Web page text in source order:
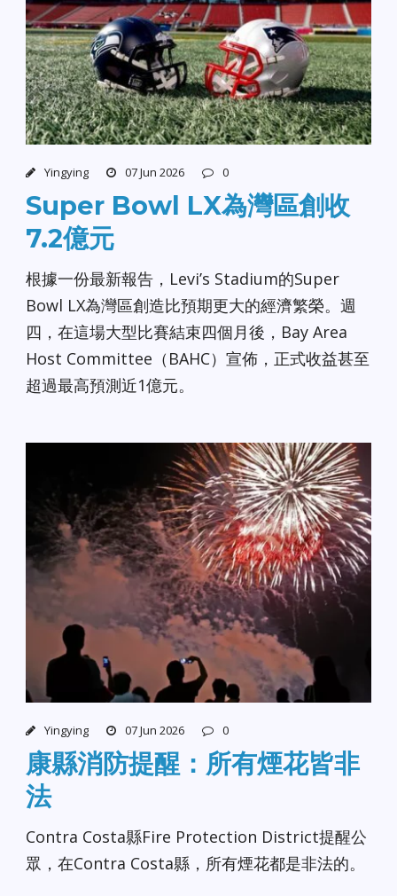
Yingying 07 Jun 2026 0
Super Bowl LX為灣區創收
7.2億元
根據一份最新報告，Levi’s Stadium的Super
Bowl LX為灣區創造比預期更大的經濟繁榮。週
四，在這場大型比賽結束四個月後，Bay Area
Host Committee（BAHC）宣佈，正式收益甚至
超過最高預測近1億元。
Yingying 07 Jun 2026 0
康縣消防提醒：所有煙花皆非
法
Contra Costa縣Fire Protection District提醒公
眾，在Contra Costa縣，所有煙花都是非法的。